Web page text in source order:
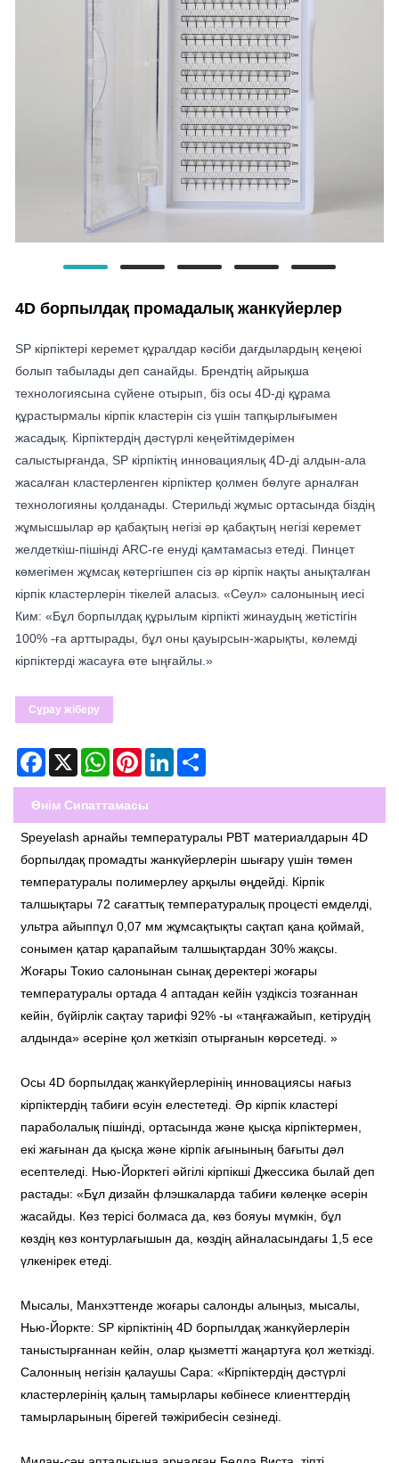
4D борпылдақ промадалық жанкүйерлер
SP кірпіктері керемет құралдар кәсіби дағдылардың кеңеюі
болып табылады деп санайды. Брендтің айрықша
технологиясына сүйене отырып, біз осы 4D-ді құрама
құрастырмалы кірпік кластерін сіз үшін тапқырлығымен
жасадық. Кірпіктердің дәстүрлі кеңейтімдерімен
салыстырғанда, SP кірпіктің инновациялық 4D-ді алдын-ала
жасалған кластерленген кірпіктер қолмен бөлуге арналған
технологияны қолданады. Стерильді жұмыс ортасында біздің
жұмысшылар әр қабақтың негізі әр қабақтың негізі керемет
желдеткіш-пішінді ARC-ге енуді қамтамасыз етеді. Пинцет
көмегімен жұмсақ көтергішпен сіз әр кірпік нақты анықталған
кірпік кластерлерін тікелей аласыз. «Сеул» салонының иесі
Ким: «Бұл борпылдақ құрылым кірпікті жинаудың жетістігін
100% -ға арттырады, бұл оны қауырсын-жарықты, көлемді
кірпіктерді жасауға өте ыңғайлы.»
Сұрау жіберу
Facebook
X WhatsAppPinterestLinkedIn
Өнім Сипаттамасы
Speyelash арнайы температуралы PBT материалдарын 4D
борпылдақ промадты жанкүйерлерін шығару үшін төмен
температуралы полимерлеу арқылы өңдейді. Кірпік
талшықтары 72 сағаттық температуралық процесті емделді,
ультра айыппұл 0,07 мм жұмсақтықты сақтап қана қоймай,
сонымен қатар қарапайым талшықтардан 30% жақсы.
Жоғары Токио салонынан сынақ деректері жоғары
температуралы ортада 4 аптадан кейін үздіксіз тозғаннан
кейін, бүйірлік сақтау тарифі 92% -ы «таңғажайып, кетірудің
алдында» әсеріне қол жеткізіп отырғанын көрсетеді. »
Осы 4D борпылдақ жанкүйерлерінің инновациясы нағыз
кірпіктердің табиғи өсуін елестетеді. Әр кірпік кластері
параболалық пішінді, ортасында және қысқа кірпіктермен,
екі жағынан да қысқа және кірпік ағынының бағыты дәл
есептеледі. Нью-Йорктегі әйгілі кірпікші Джессика былай деп
растады: «Бұл дизайн флэшкаларда табиғи көлеңке әсерін
жасайды. Көз терісі болмаса да, көз бояуы мүмкін, бұл
көздің көз контурлағышын да, көздің айналасындағы 1,5 есе
үлкенірек етеді.
Мысалы, Манхэттенде жоғары салонды алыңыз, мысалы,
Нью-Йоркте: SP кірпіктінің 4D борпылдақ жанкүйерлерін
таныстырғаннан кейін, олар қызметті жаңартуға қол жеткізді.
Салонның негізін қалаушы Сара: «Кірпіктердің дәстүрлі
кластерлерінің қалың тамырлары көбінесе клиенттердің
тамырларының бірегей тәжірибесін сезінеді.